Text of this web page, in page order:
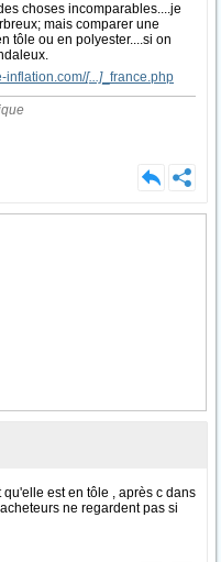
choses incomparables....je
mais comparer une
tôle ou en polyester....si on
inflation.com/[...]_france.php
est en tôle , après c dans
ne regardent pas si